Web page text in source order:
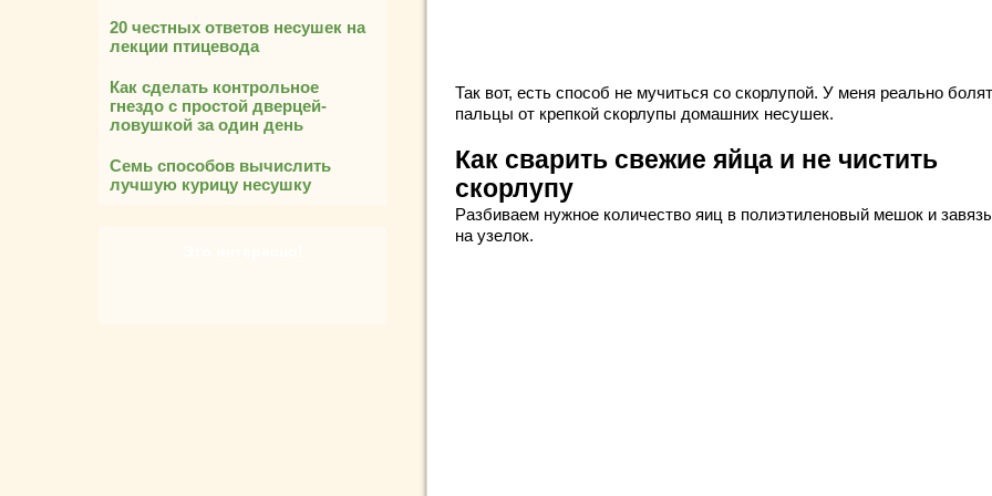
20 честных ответов несушек на
лекции птицевода
Как сделать контрольное
гнездо с простой дверцей-
ловушкой за один день
Семь способов вычислить
лучшую курицу несушку
Так вот, есть способ не мучиться со скорлупой. У меня реально болят
пальцы от крепкой скорлупы домашних несушек.
Как сварить свежие яйца и не чистить
скорлупу
Разбиваем нужное количество яиц в полиэтиленовый мешок и
на узелок.